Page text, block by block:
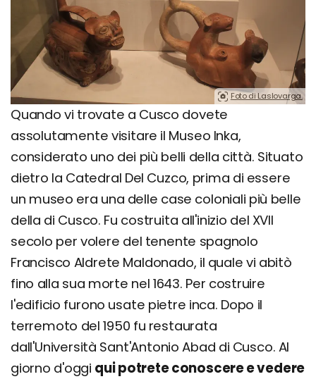
Foto di Laslovarga.
Quando vi trovate a Cusco dovete
assolutamente visitare il Museo Inka,
considerato uno dei più belli della città. Situato
dietro la Catedral Del Cuzco, prima di essere
un museo era una delle case coloniali più belle
della di Cusco. Fu costruita all'inizio del XVII
secolo per volere del tenente spagnolo
Francisco Aldrete Maldonado, il quale vi abitò
fino alla sua morte nel 1643. Per costruire
l'edificio furono usate pietre inca. Dopo il
terremoto del 1950 fu restaurata
dall'Università Sant'Antonio Abad di Cusco. Al
giorno d'oggi qui potrete conoscere e vedere